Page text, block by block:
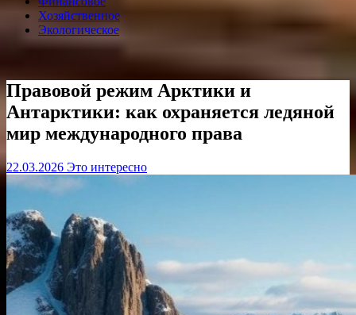
Хозяйственное
Экологическое
Правовой режим Арктики и
Антарктики: как охраняется ледяной
мир международного права
22.03.2026 Это интересно